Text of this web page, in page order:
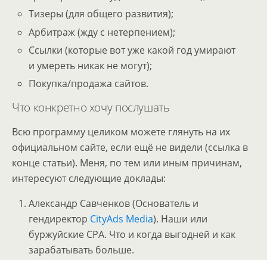
Тизеры (для общего развития);
Арбитраж (жду с нетерпением);
Ссылки (которые вот уже какой год умирают
и умереть никак не могут);
Покупка/продажа сайтов.
Что конкретно хочу послушать
Всю программу целиком можете глянуть на их
официальном сайте, если ещё не видели (ссылка в
конце статьи). Меня, по тем или иным причинам,
интересуют следующие доклады:
Александр Савченков (Основатель и
гендиректор CityAds Media). Наши или
буржуйские CPA. Что и когда выгодней и как
зарабатывать больше.